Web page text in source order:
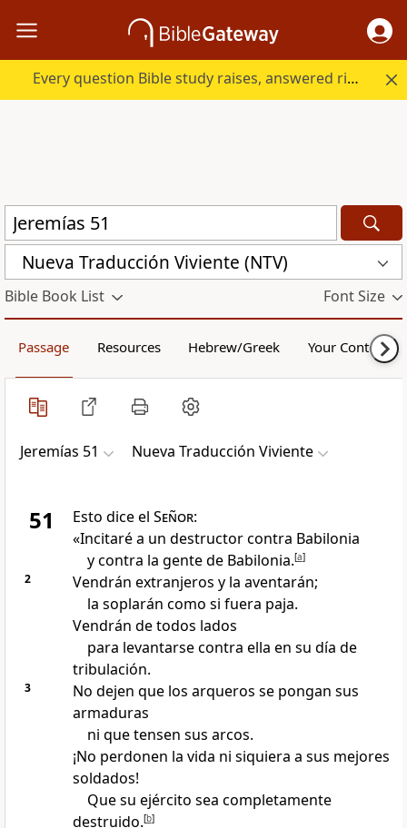
Every question Bible study raises, answered right here.
Nueva Traducción Viviente (NTV)
Bible Book List Font Size
Passage Resources Hebrew/Greek Your Content
Jeremías 51 Nueva Traducción Viviente
51 Esto dice el Señor:
«Incitaré a un destructor contra Babilonia
y contra la gente de Babilonia.[a]
2
Vendrán extranjeros y la aventarán;
la soplarán como si fuera paja.
Vendrán de todos lados
para levantarse contra ella en su día de
tribulación.
3
No dejen que los arqueros se pongan sus
armaduras
ni que tensen sus arcos.
¡No perdonen la vida ni siquiera a sus mejores
soldados!
Que su ejército sea completamente
destruido.[b]